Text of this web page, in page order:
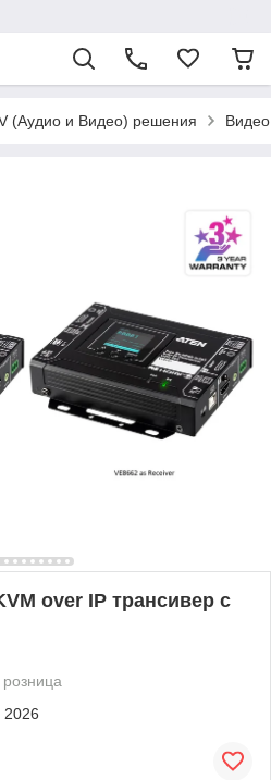
(Аудио и Видео) решения
over IP трансивер с
2026